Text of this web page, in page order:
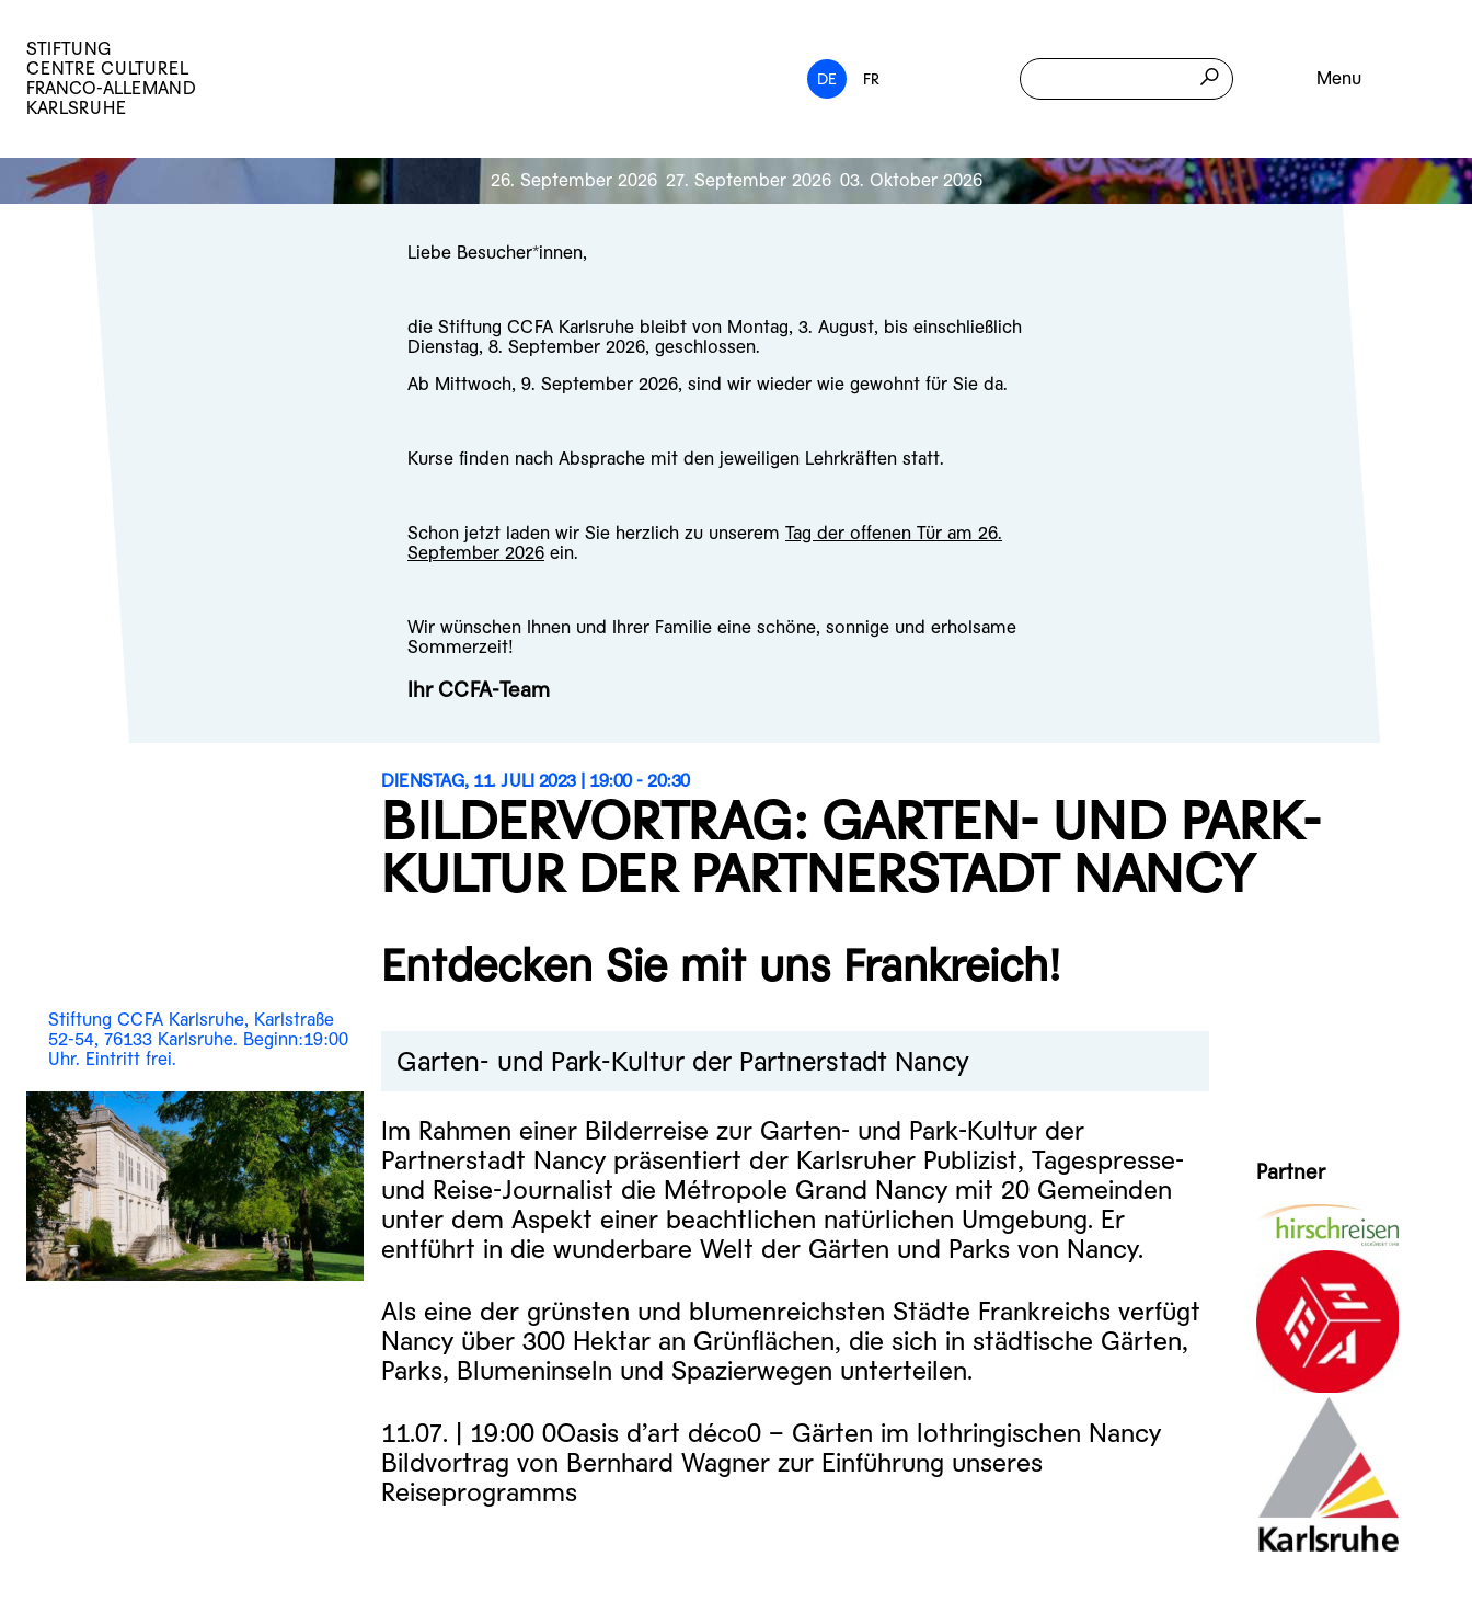
STIFTUNG
CENTRE CULTUREL
FRANCO-ALLEMAND
KARLSRUHE
DE FR Menu
26. September 2026 27. September 2026 03. Oktober 2026
Liebe Besucher*innen,
die Stiftung CCFA Karlsruhe bleibt von Montag, 3. August, bis einschließlich
Dienstag, 8. September 2026, geschlossen.
Ab Mittwoch, 9. September 2026, sind wir wieder wie gewohnt für Sie da.
Kurse finden nach Absprache mit den jeweiligen Lehrkräften statt.
Schon jetzt laden wir Sie herzlich zu unserem Tag der offenen Tür am 26.
September 2026ein.
Wir wünschen Ihnen und Ihrer Familie eine schöne, sonnige und erholsame
Sommerzeit!
Ihr CCFA-Team
DIENSTAG, 11. JULI 2023 | 19:00 - 20:30
BILDERVORTRAG: GARTEN- UND PARK-
KULTUR DER PARTNERSTADT NANCY
Entdecken Sie mit uns Frankreich!
Stiftung CCFA Karlsruhe, Karlstraße
52-54, 76133 Karlsruhe. Beginn:19:00
Uhr. Eintritt frei.
Garten- und Park-Kultur der Partnerstadt Nancy
Im Rahmen einer Bilderreise zur Garten- und Park-Kultur der
Partnerstadt Nancy präsentiert der Karlsruher Publizist, Tagespresse-
und Reise-Journalist die Métropole Grand Nancy mit 20 Gemeinden
unter dem Aspekt einer beachtlichen natürlichen Umgebung. Er
entführt in die wunderbare Welt der Gärten und Parks von Nancy.
Als eine der grünsten und blumenreichsten Städte Frankreichs verfügt
Nancy über 300 Hektar an Grünflächen, die sich in städtische Gärten,
Parks, Blumeninseln und Spazierwegen unterteilen.
11.07. | 19:00 0Oasis d’art déco0 – Gärten im lothringischen Nancy
Bildvortrag von Bernhard Wagner zur Einführung unseres
Reiseprogramms
Partner